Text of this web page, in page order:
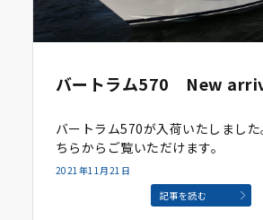
バートラム570 New
バートラム570が入荷いたしました。 ☆詳細
ちらからご覧いただけます。
2021年11月21日
記事を読む